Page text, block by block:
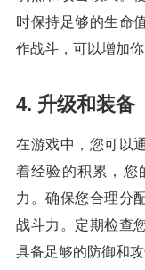
时保持足够的生命
作战斗，可以增加你
4. 升级和装备
在游戏中，您可以
着经验的积累，您
力。确保您合理分
战斗力。定期检查
具备足够的防御和攻